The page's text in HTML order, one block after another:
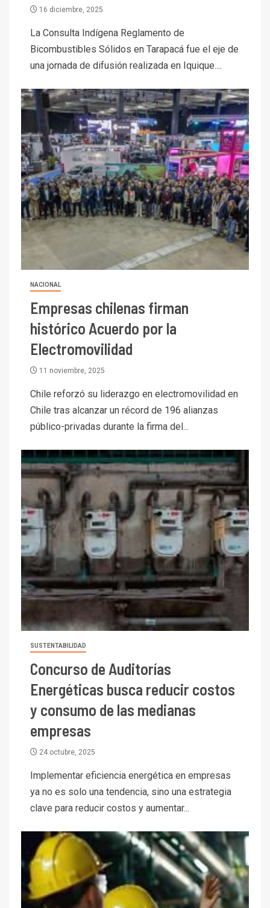
16 diciembre, 2025
La Consulta Indígena Reglamento de
Bicombustibles Sólidos en Tarapacá fue el eje de
una jornada de difusión realizada en Iquique....
NACIONAL
Empresas chilenas firman
histórico Acuerdo por la
Electromovilidad
11 noviembre, 2025
Chile reforzó su liderazgo en electromovilidad en
Chile tras alcanzar un récord de 196 alianzas
público-privadas durante la firma del...
SUSTENTABILIDAD
Concurso de Auditorías
Energéticas busca reducir costos
y consumo de las medianas
empresas
24 octubre, 2025
Implementar eficiencia energética en empresas
ya no es solo una tendencia, sino una estrategia
clave para reducir costos y aumentar...